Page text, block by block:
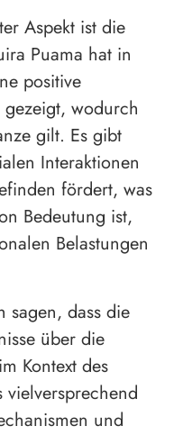
Aspekt ist die
Puama hat in
positive
wodurch
gilt. Es gibt
Interaktionen
fördert, was
Bedeutung ist,
Belastungen
sagen, dass die
über die
Kontext des
und